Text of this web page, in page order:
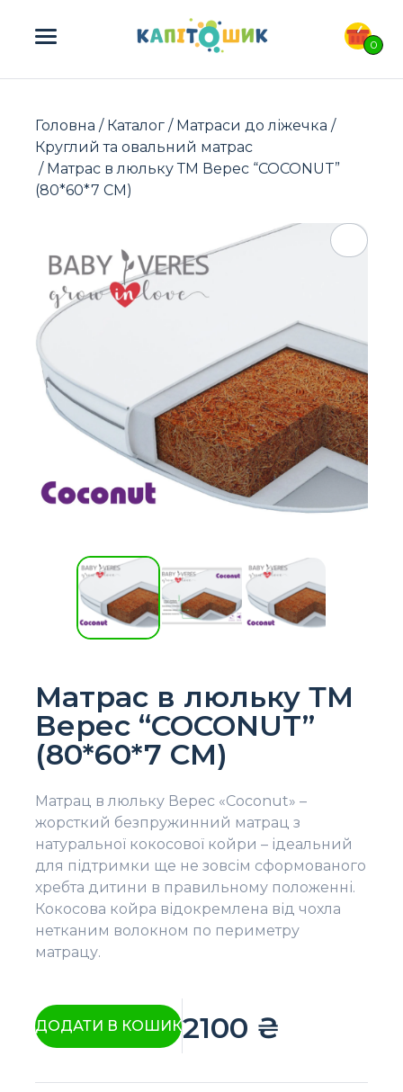
0
ПОШУК ТОВАРІВ:
Головна / Каталог / Матраси до ліжечка /
Круглий та овальний матрас
/ Матрас в люльку ТМ Верес “COCONUT”
(80*60*7 СМ)
Матрас в люльку ТМ
Верес “COCONUT”
(80*60*7 СМ)
Матрац в люльку Верес «Coconut» –
жорсткий безпружинний матрац з
натуральної кокосової койри – ідеальний
для підтримки ще не зовсім сформованого
хребта дитини в правильному положенні.
Кокосова койра відокремлена від чохла
нетканим волокном по периметру
матрацу.
ДОДАТИ В КОШИК2100 ₴